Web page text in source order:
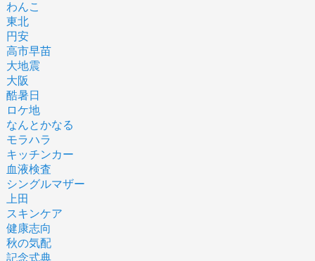
わんこ
東北
円安
高市早苗
大地震
大阪
酷暑日
ロケ地
なんとかなる
モラハラ
キッチンカー
血液検査
シングルマザー
上田
スキンケア
健康志向
秋の気配
記念式典